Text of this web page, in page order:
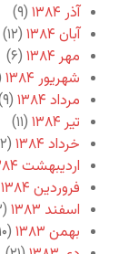
آذر ۱۳۸۴
(۹)
آبان ۱۳۸۴
(۱۲)
مهر ۱۳۸۴
(۶)
شهریور ۱۳۸۴
مرداد ۱۳۸۴
(۹)
تیر ۱۳۸۴
(۱۱)
خرداد ۱۳۸۴
(۱۲)
اردیبهشت ۱۳۸۴
فروردین ۱۳۸۴
اسفند ۱۳۸۳
(۱۲)
بهمن ۱۳۸۳
(۱۰)